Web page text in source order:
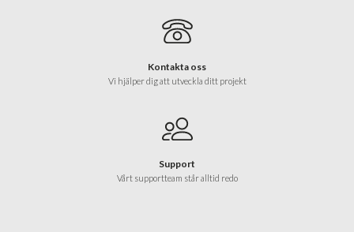
Kontakta oss
Vi hjälper dig att utveckla ditt projekt
Support
Vårt supportteam står alltid redo